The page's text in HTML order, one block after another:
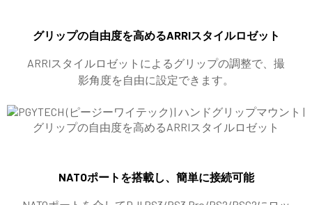
グリップの自由度を高めるARRIスタイルロゼット
ARRIスタイルロゼットによるグリップの調整で、撮
影角度を自由に設定できます。
NATOポートを搭載し、簡単に接続可能